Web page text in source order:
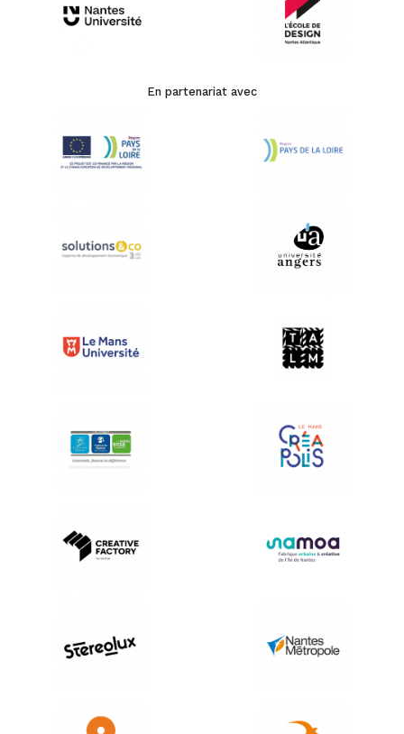
En partenariat avec